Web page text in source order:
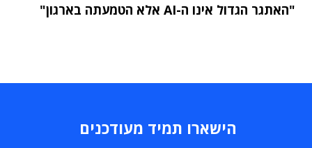
"האתגר הגדול אינו ה-AI אלא הטמעתה בארגון"
הישארו תמיד מעודכנים